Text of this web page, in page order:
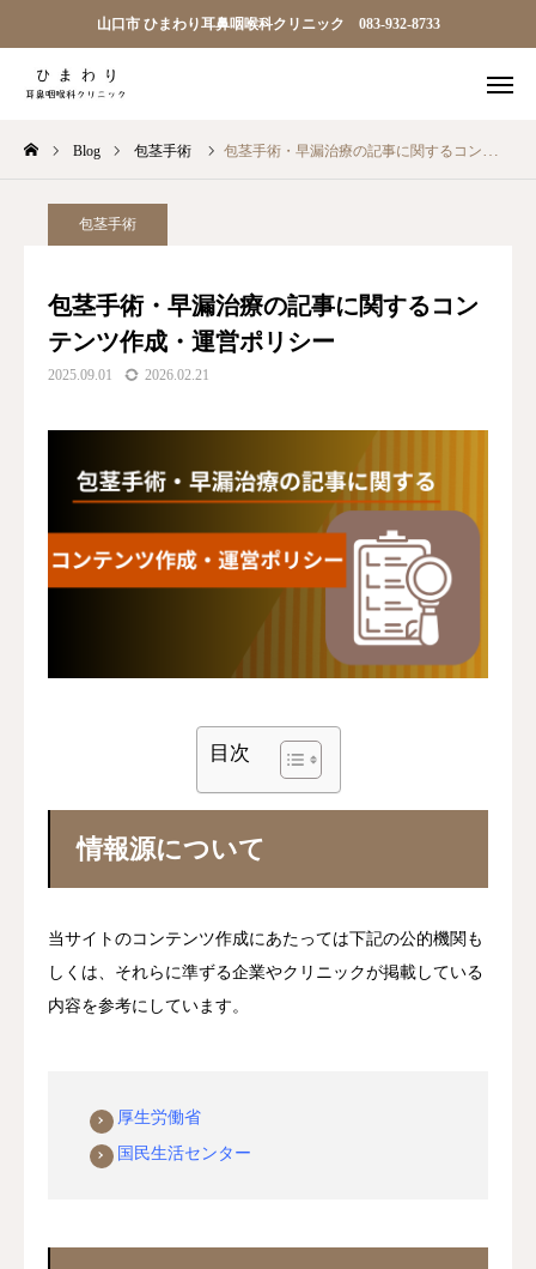
山口市 ひまわり耳鼻咽喉科クリニック 083-932-8733
Blog 包茎手術 包茎手術・早漏治療の記事に関するコンテンツ作成・運営ポリシー
包茎手術
包茎手術・早漏治療の記事に関するコン
テンツ作成・運営ポリシー
2025.09.01 2026.02.21
目次
情報源について
当サイトのコンテンツ作成にあたっては下記の公的機関も
しくは、それらに準ずる企業やクリニックが掲載している
内容を参考にしています。
厚生労働省
国民生活センター
 順番予約
問診 アクセス
診療案内